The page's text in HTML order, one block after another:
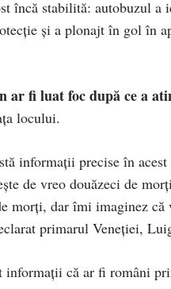
încă stabilită: autobuzul a
şi a plonajt în gol în
ar fi luat foc după ce a
locului.
informaţii precise în
de vreo douăzeci de
morţi, dar îmi imaginez
primarul Veneţiei,
informaţii că ar fi români